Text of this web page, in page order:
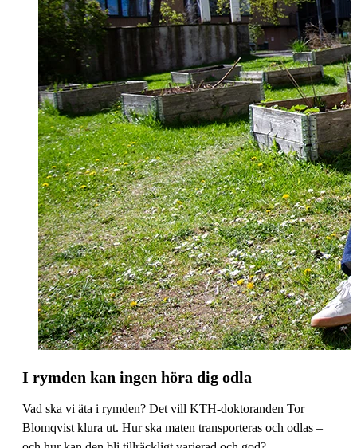
I rymden kan ingen höra dig odla
Vad ska vi äta i rymden? Det vill KTH-doktoranden Tor
Blomqvist klura ut. Hur ska maten transporteras och odlas –